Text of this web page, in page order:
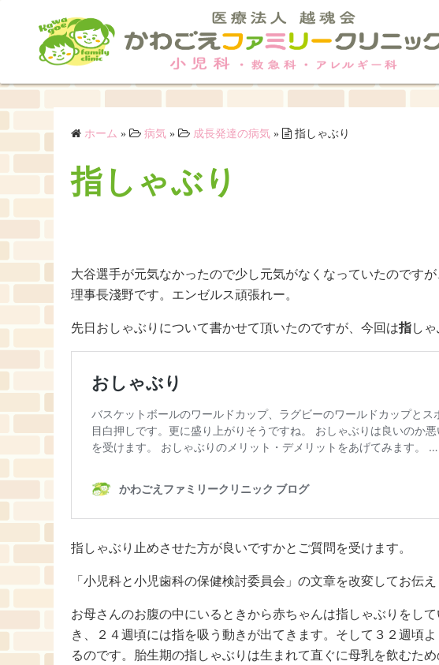
ツ
へ
ス
キ
ホーム » 病気 » 成長発達の病気 » 指しゃぶり
指しゃぶり
大谷選手が元気なかったので少し元気がなくなっていたのです
理事長淺野です。エンゼルス頑張れー。
先日おしゃぶりについて書かせて頂いたのですが、今回は指し
指しゃぶり止めさせた方が良いですかとご質問を受けます。
「小児科と小児歯科の保健検討委員会」の文章を改変してお伝え
お母さんのお腹の中にいるときから赤ちゃんは指しゃぶりをし
き、２４週頃には指を吸う動きが出てきます。そして３２週頃
るのです。胎生期の指しゃぶりは生まれて直ぐに母乳を飲むた